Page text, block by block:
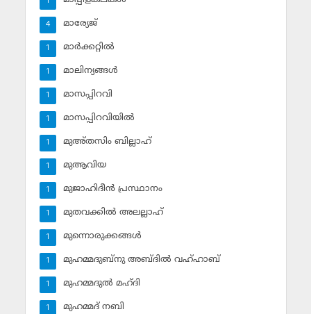
മാര്യേജ്
4
മാര്‍ക്കറ്റില്‍
1
മാലിന്യങ്ങള്‍
1
മാസപ്പിറവി
1
മാസപ്പിറവിയില്‍
1
മുഅ്തസിം ബില്ലാഹ്
1
മുആവിയ
1
മുജാഹിദീന്‍ പ്രസ്ഥാനം
1
മുതവക്കില്‍ അലല്ലാഹ്
1
മുന്നൊരുക്കങ്ങള്‍
1
മുഹമ്മദുബ്‌നു അബ്ദില്‍ വഹ്ഹാബ്
1
മുഹമ്മദുല്‍ മഹ്ദി
1
മുഹമ്മദ് നബി
1